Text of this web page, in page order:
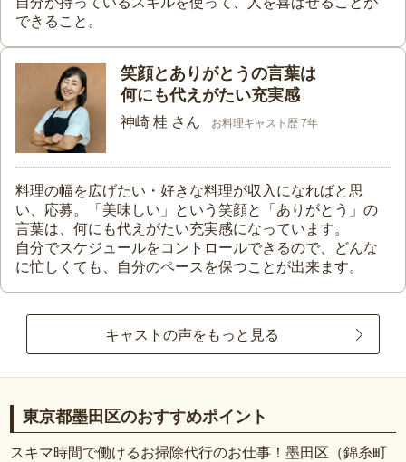
できること。
笑顔とありがとうの言葉は
何にも代えがたい充実感
神崎 桂 さん お料理キャスト歴 7年
料理の幅を広げたい・好きな料理が収入になればと思
い、応募。「美味しい」という笑顔と「ありがとう」の
言葉は、何にも代えがたい充実感になっています。
自分でスケジュールをコントロールできるので、どんな
に忙しくても、自分のペースを保つことが出来ます。
キャストの声をもっと見る
東京都墨田区のおすすめポイント
スキマ時間で働けるお掃除代行のお仕事！墨田区（錦糸町